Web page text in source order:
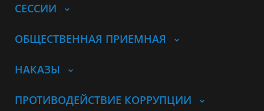
СЕССИИ
ОБЩЕСТВЕННАЯ ПРИЕМНАЯ
НАКАЗЫ
ПРОТИВОДЕЙСТВИЕ КОРРУПЦИИ